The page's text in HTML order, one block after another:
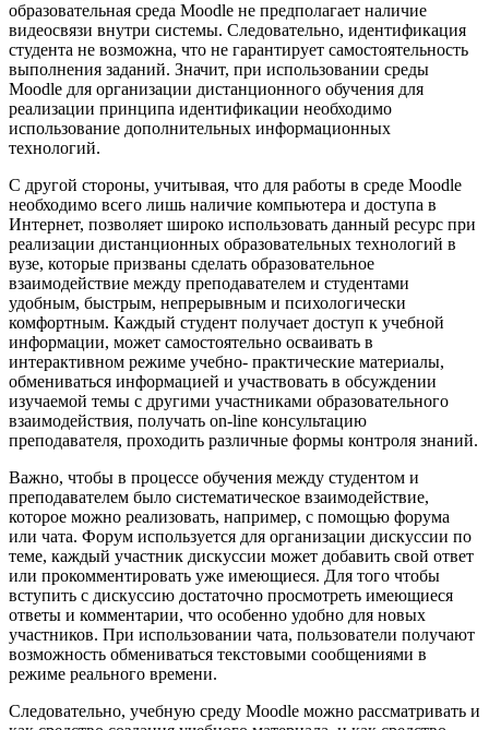
образовательная среда Moodle не предполагает наличие
видеосвязи внутри системы. Следовательно, идентификация
студента не возможна, что не гарантирует самостоятельность
выполнения заданий. Значит, при использовании среды
Moodle для организации дистанционного обучения для
реализации принципа идентификации необходимо
использование дополнительныx информационных
теxнологий.
С другой стороны, учитывая, что для работы в среде Moodle
необходимо всего лишь наличие компьютера и доступа в
Интернет, позволяет широко использовать данный ресурс при
реализации дистанционных образовательных технологий в
вузе, которые призваны сделать образовательное
взаимодействие между преподавателем и студентами
удобным, быстрым, непрерывным и психологически
комфортным. Каждый студент получает доступ к учебной
информации, может самостоятельно осваивать в
интерактивном режиме учебно- практические материалы,
обмениваться информацией и участвовать в обсуждении
изучаемой темы с другими участниками образовательного
взаимодействия, получать on-line консультацию
преподавателя, проходить различные формы контроля знаний.
Важно, чтобы в процессе обучения между студентом и
преподавателем было систематическое взаимодействие,
которое можно реализовать, например, с помощью форума
или чата. Форум используется для организации дискуссии по
теме, каждый участник дискуссии может добавить свой ответ
или прокомментировать уже имеющиеся. Для того чтобы
вступить с дискуссию достаточно просмотреть имеющиеся
ответы и комментарии, что особенно удобно для новых
участников. При использовании чата, пользователи получают
возможность обмениваться текстовыми сообщениями в
режиме реального времени.
Следовательно, учебную среду Moodle можно рассматривать и